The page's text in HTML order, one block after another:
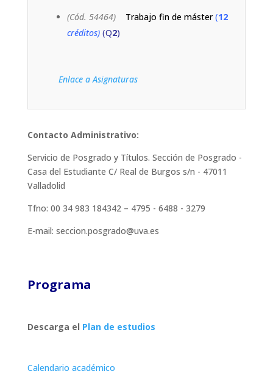
(Cód. 54464) Trabajo fin de máster(12
créditos) (Q2)
Enlace a Asignaturas
Contacto Administrativo:
Servicio de Posgrado y Títulos. Sección de Posgrado -
Casa del Estudiante C/ Real de Burgos s/n - 47011
Valladolid
Tfno: 00 34 983 184342 – 4795 - 6488 - 3279
E-mail: seccion.posgrado@uva.es
Programa
Descarga el Plan de estudios
Calendario académico